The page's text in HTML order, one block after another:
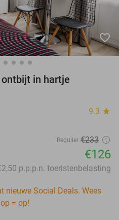
favorite_border
in hartje
9.3 star
Regulier €233
€126
p.p.p.n. toeristenbelasting
nieuwe Social Deals. Wees
= op!